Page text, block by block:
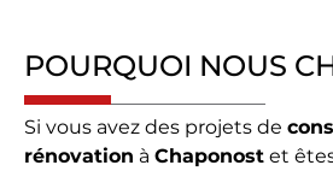
POURQUOI NOUS
Si vous avez des projets de
rénovation à Chaponost et